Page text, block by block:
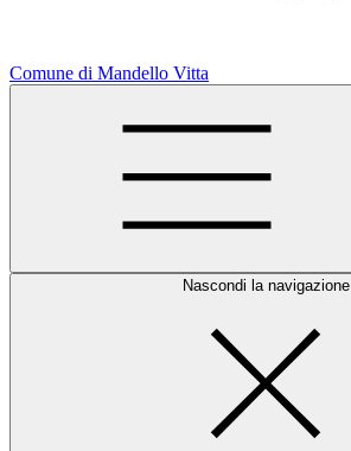
Comune di Mandello Vitta
Nascondi la navigazione